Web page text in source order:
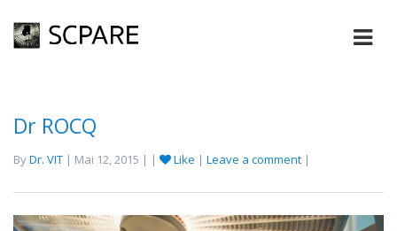
Dr ROCQ
ByDr. VIT | Mai 12, 2015 | | Like | Leave a comment |